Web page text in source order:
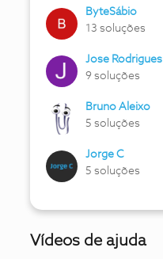
ByteSábio
13 soluções
Jose Rodrigues
9 soluções
Bruno Aleixo
5 soluções
Jorge C
5 soluções
Vídeos de ajuda